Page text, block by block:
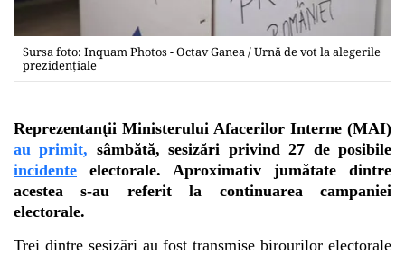
Sursa foto: Inquam Photos - Octav Ganea / Urnă de vot la alegerile
prezidențiale
Reprezentanţii Ministerului Afacerilor Interne (MAI)
au primit, sâmbătă, sesizări privind 27 de posibile
incidente electorale. Aproximativ jumătate dintre
acestea s-au referit la continuarea campaniei
electorale.
Trei dintre sesizări au fost transmise birourilor electorale